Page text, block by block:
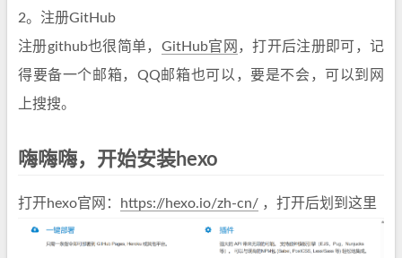
2。注册GitHub
注册github也很简单， GitHub官网 ，打开后注册即可，记
得要备一个邮箱，QQ邮箱也可以，要是不会，可以到网
上搜搜。
嗨嗨嗨，开始安装hexo
打开hexo官网： https://hexo.io/zh-cn/ ，打开后划到这里